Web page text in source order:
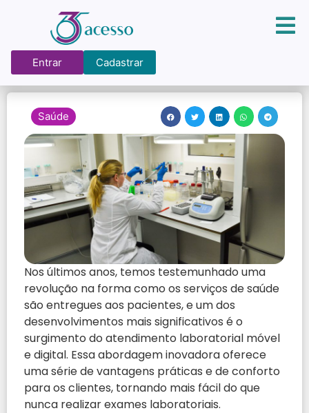
Entrar Cadastrar
Saúde
Nos últimos anos, temos testemunhado uma
revolução na forma como os serviços de saúde
são entregues aos pacientes, e um dos
desenvolvimentos mais significativos é o
surgimento do atendimento laboratorial móvel
e digital. Essa abordagem inovadora oferece
uma série de vantagens práticas e de conforto
para os clientes, tornando mais fácil do que
nunca realizar exames laboratoriais.